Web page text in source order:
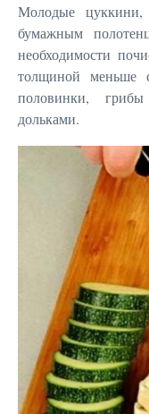
Молодые
бумажным
необходимости
толщиной меньше
половинки,
дольками.